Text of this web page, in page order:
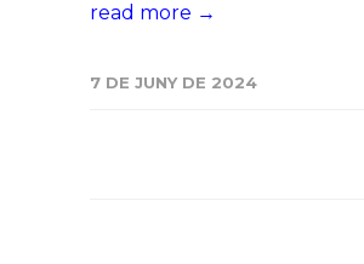
read more →
7 DE JUNY DE 2024